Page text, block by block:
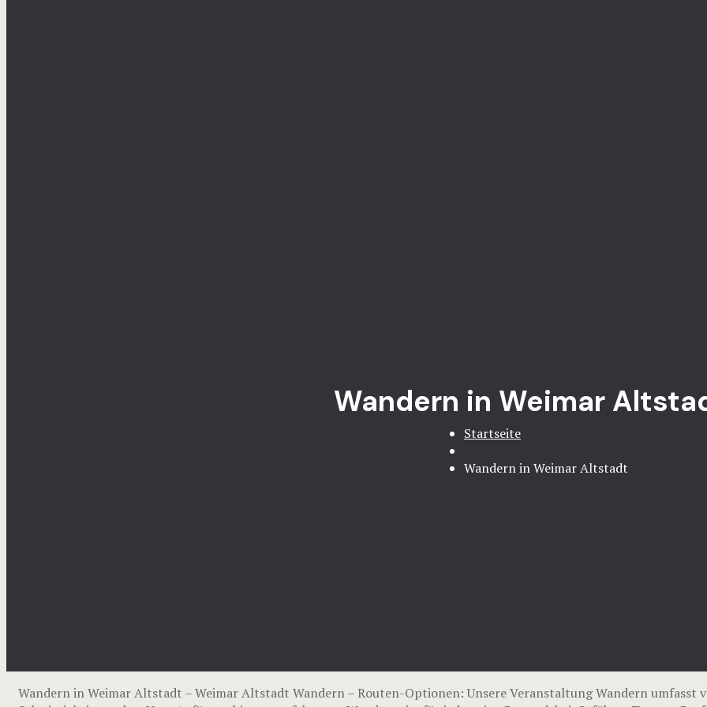
Wandern in Weimar
Startseite
Wandern in Weimar Altstadt
Wandern in Weimar Altstadt – Weimar Altstadt Wandern – Routen-Optionen: Unsere Veranstaltung Wandern umfasst